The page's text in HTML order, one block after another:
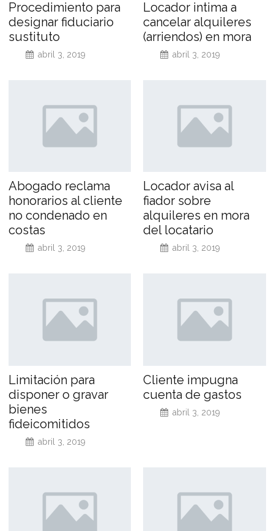
Procedimiento para
designar fiduciario
sustituto
abril 3, 2019
Locador intima a
cancelar alquileres
(arriendos) en mora
abril 3, 2019
Abogado reclama
honorarios al cliente
no condenado en
costas
abril 3, 2019
Locador avisa al
fiador sobre
alquileres en mora
del locatario
abril 3, 2019
Limitación para
disponer o gravar
bienes
fideicomitidos
abril 3, 2019
Cliente impugna
cuenta de gastos
abril 3, 2019